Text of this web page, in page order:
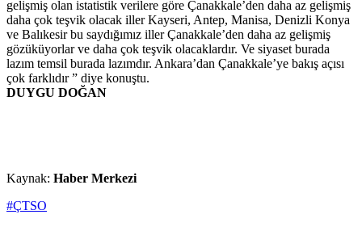
gelişmiş olan istatistik verilere göre Çanakkale’den daha az gelişmiş
daha çok teşvik olacak iller Kayseri, Antep, Manisa, Denizli Konya
ve Balıkesir bu saydığımız iller Çanakkale’den daha az gelişmiş
gözüküyorlar ve daha çok teşvik olacaklardır. Ve siyaset burada
lazım temsil burada lazımdır. Ankara’dan Çanakkale’ye bakış açısı
çok farklıdır ” diye konuştu.
DUYGU DOĞAN
Kaynak: Haber Merkezi
#ÇTSO